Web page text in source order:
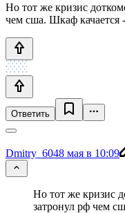
Но тот же кризис
чем сша. Шкаф качается
Ответить
Dmitry_6048 мая в 10:09
Но тот же кризис
затронул рф чем